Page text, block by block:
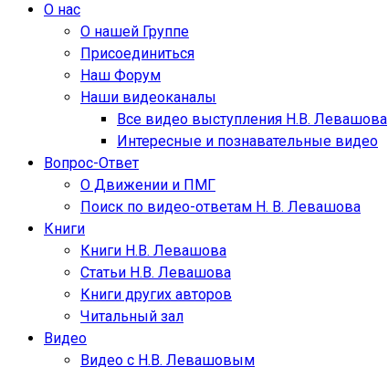
О нас
О нашей Группе
Присоединиться
Наш Форум
Наши видеоканалы
Все видео выступления Н.В. Левашова
Интересные и познавательные видео
Вопрос-Ответ
О Движении и ПМГ
Поиск по видео-ответам Н. В. Левашова
Книги
Книги Н.В. Левашова
Статьи Н.В. Левашова
Книги других авторов
Читальный зал
Видео
Видео с Н.В. Левашовым